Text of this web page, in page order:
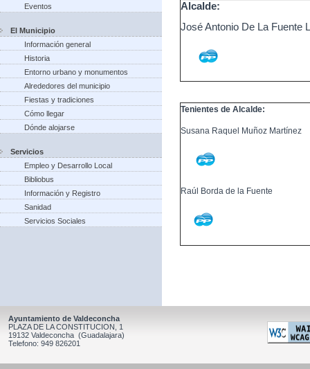
Eventos
El Municipio
Información general
Historia
Entorno urbano y monumentos
Alrededores del municipio
Fiestas y tradiciones
Cómo llegar
Dónde alojarse
Servicios
Empleo y Desarrollo Local
Bibliobus
Información y Registro
Sanidad
Servicios Sociales
Alcalde:
José Antonio De La Fuente
Tenientes de Alcalde:
Susana Raquel Muñoz Martínez
Raúl Borda de la Fuente
Ayuntamiento de Valdeconcha
PLAZA DE LA CONSTITUCION, 1
19132 Valdeconcha (Guadalajara)
Telefono: 949 826201